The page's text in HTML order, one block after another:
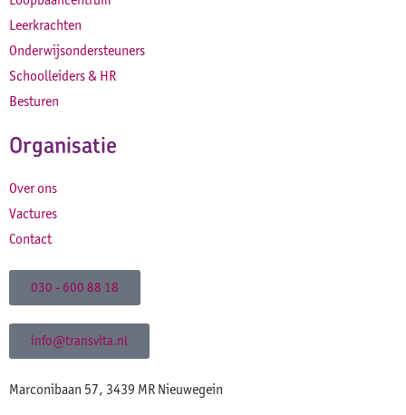
Leerkrachten
Onderwijsondersteuners
Schoolleiders & HR
Besturen
Organisatie
Over ons
Vactures
Contact
030 - 600 88 18
info@transvita.nl
Marconibaan 57, 3439 MR Nieuwegein